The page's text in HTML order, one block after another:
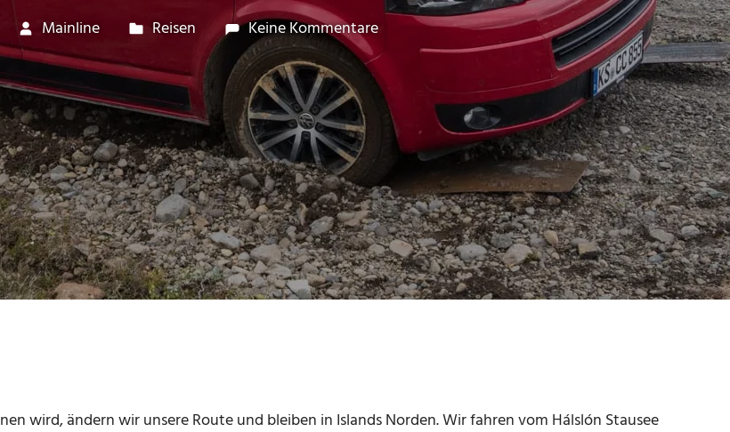
Mainline Reisen Keine Kommentare
wird, ändern wir unsere Route und bleiben in Islands Norden. Wir fahren vom Hálslón Stausee